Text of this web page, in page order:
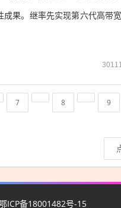
果。继率先实现第六代高带
7 8 9
ICP备18001482号-15